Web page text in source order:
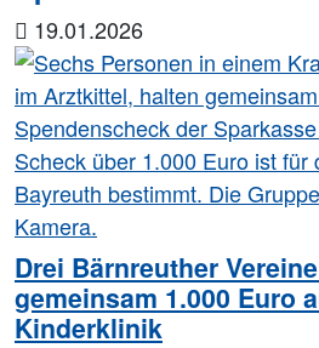
19.01.2026
Drei Bärnreuther
gemeinsam 1.000 Euro
Kinderklinik